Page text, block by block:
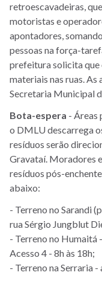
retroescavadeiras,
motoristas e
apontadores,
pessoas na força-
prefeitura solicita que
materiais nas ruas.
Secretaria Municipal
Bota-espera - Áreas
o DMLU descarrega
resíduos serão
Gravataí. Moradores
resíduos pós-
abaixo:
- Terreno no Sarandi
rua Sérgio Jungblut
- Terreno no Humaitá
Acesso 4 - 8h às 18h;
- Terreno na Serraria -